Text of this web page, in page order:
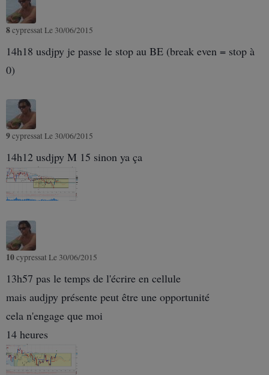
8cypressat Le 30/06/2015
14h18 usdjpy je passe le stop au BE (break even = stop à
0)
9cypressat Le 30/06/2015
14h12 usdjpy M 15 sinon ya ça
10cypressat Le 30/06/2015
13h57 pas le temps de l'écrire en cellule
mais audjpy présente peut être une opportunité
cela n'engage que moi
14 heures